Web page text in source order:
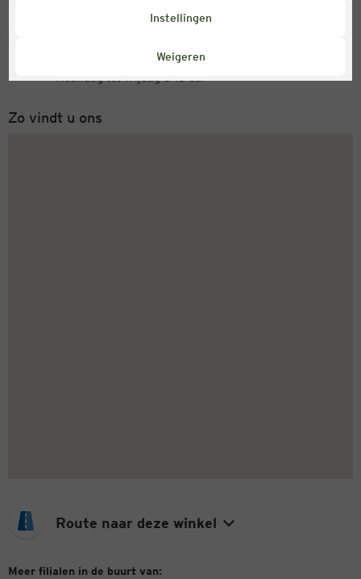
Instellingen
Weigeren
+31 (0) 543 20 50 15
Zo vindt u ons
Route naar deze winkel
Meer filialen in de buurt van: